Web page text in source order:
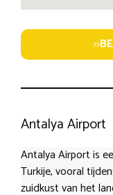
>>
Antalya Airport
Antalya Airport is
Turkije, vooral
zuidkust van het